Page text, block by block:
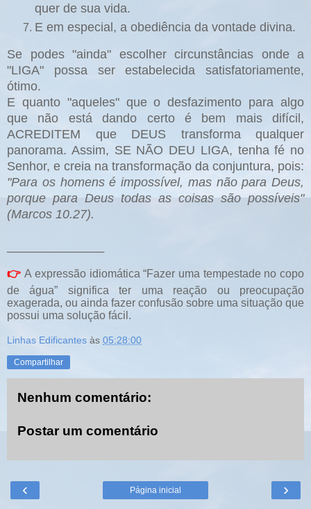
quer de sua vida.
E em especial, a obediência da vontade divina.
Se podes "ainda" escolher circunstâncias onde a
"LIGA" possa ser estabelecida satisfatoriamente,
ótimo.
E quanto "aqueles" que o desfazimento para algo
que não está dando certo é bem mais difícil,
ACREDITEM que DEUS transforma qualquer
panorama. Assim, SE NÃO DEU LIGA, tenha fé no
Senhor, e creia na transformação da conjuntura, pois:
"Para os homens é impossível, mas não para Deus,
porque para Deus todas as coisas são possíveis"
(Marcos 10.27).
👉A expressão idiomática “Fazer uma tempestade no copo
de água” significa ter uma reação ou preocupação
exagerada, ou ainda fazer confusão sobre uma situação que
possui uma solução fácil.
Linhas Edificantes às 05:28:00
Compartilhar
Nenhum comentário:
Postar um comentário
‹ ›
Página inicial